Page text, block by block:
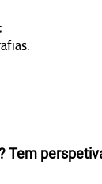
Tem